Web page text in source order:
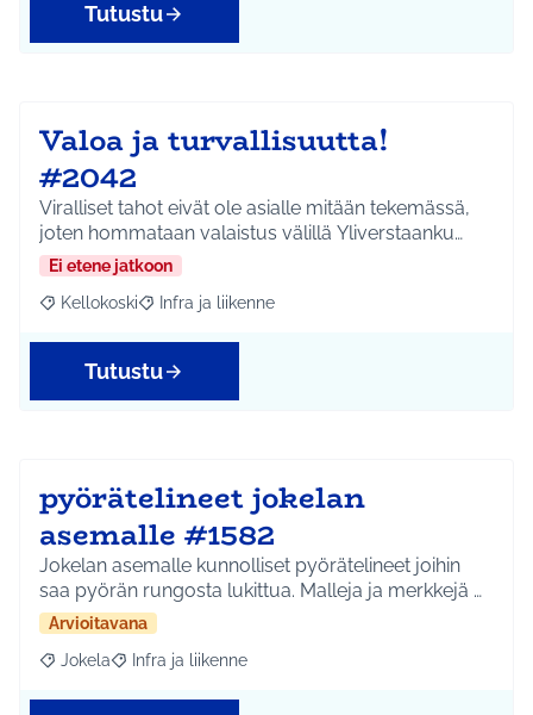
Tutustu
Valoa ja turvallisuutta!
#2042
Viralliset tahot eivät ole asialle mitään tekemässä,
joten hommataan valaistus välillä Yliverstaanku…
Ei etene jatkoon
Rajaa tulokset aihepiirin mukaan: Kellokoski
Kellokoski Rajaa tulokset teeman mukaan: Infra ja liikenne
Infra ja liikenne
Tutustu
pyörätelineet jokelan
asemalle #1582
Jokelan asemalle kunnolliset pyörätelineet joihin
saa pyörän rungosta lukittua. Malleja ja merkkejä …
Arvioitavana
Rajaa tulokset aihepiirin mukaan: Jokela
Jokela Rajaa tulokset teeman mukaan: Infra ja liikenne
Infra ja liikenne